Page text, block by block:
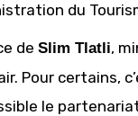
du
de Slim Tlatli,
Pour certains,
le